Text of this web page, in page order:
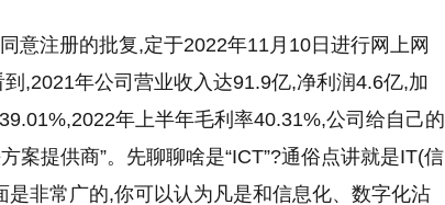
意注册的批复,定于2022年11月10日进行网上网
,2021年公司营业收入达91.9亿,净利润4.6亿,加
年上半年毛利率40.31%,公司给自己的
案提供商”。先聊聊啥是“ICT”?通俗点讲就是IT(信
非常广的,你可以认为凡是和信息化、数字化沾